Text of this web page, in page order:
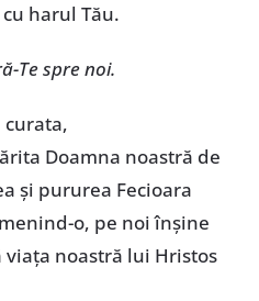
harul Tău.
Te spre noi.
curata,
Doamna noastră de
şi pururea Fecioara
o, pe noi înşine
noastră lui Hristos